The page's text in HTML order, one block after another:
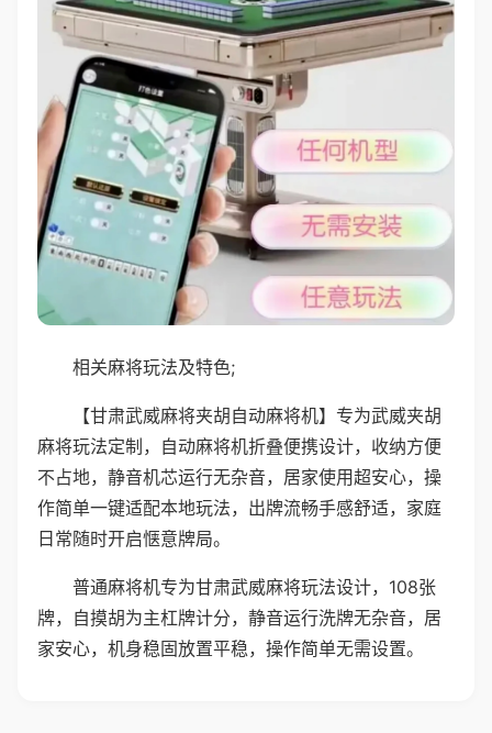
相关麻将玩法及特色;
【甘肃武威麻将夹胡自动麻将机】专为武威夹胡
麻将玩法定制，自动麻将机折叠便携设计，收纳方便
不占地，静音机芯运行无杂音，居家使用超安心，操
作简单一键适配本地玩法，出牌流畅手感舒适，家庭
日常随时开启惬意牌局。
普通麻将机专为甘肃武威麻将玩法设计，108张
牌，自摸胡为主杠牌计分，静音运行洗牌无杂音，居
家安心，机身稳固放置平稳，操作简单无需设置。